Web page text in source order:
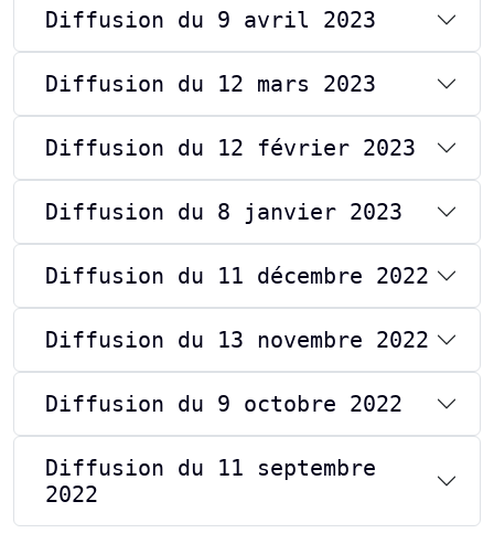
Diffusion du 9 avril 2023
Diffusion du 12 mars 2023
Diffusion du 12 février 2023
Diffusion du 8 janvier 2023
Diffusion du 11 décembre 2022
Diffusion du 13 novembre 2022
Diffusion du 9 octobre 2022
Diffusion du 11 septembre
2022